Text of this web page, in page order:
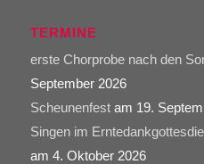
TERMINE
erste Chorprobe nach den
September 2026
Scheunenfestam 19.
Singen im
am 4. Oktober 2026